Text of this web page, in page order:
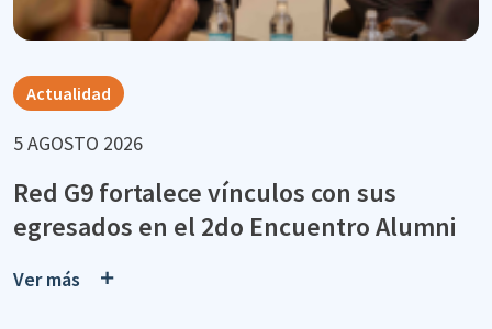
Actualidad
5 AGOSTO 2026
Red G9 fortalece vínculos con sus
egresados en el 2do Encuentro Alumni
Ver más